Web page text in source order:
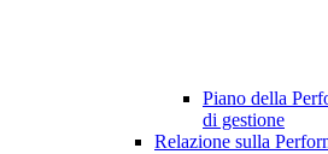
Piano della
di gestione
Relazione sulla